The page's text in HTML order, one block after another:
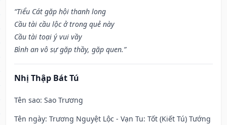
“Tiểu Cát gặp hội thanh long
Cầu tài cầu lộc ở trong quẻ này
Cầu tài toại ý vui vầy
Bình an vô sự gặp thầy, gặp quen.”
Nhị Thập Bát Tú
Tên sao: Sao Trương
Tên ngày: Trương Nguyệt Lộc - Vạn Tu: Tốt (Kiết Tú) Tướng